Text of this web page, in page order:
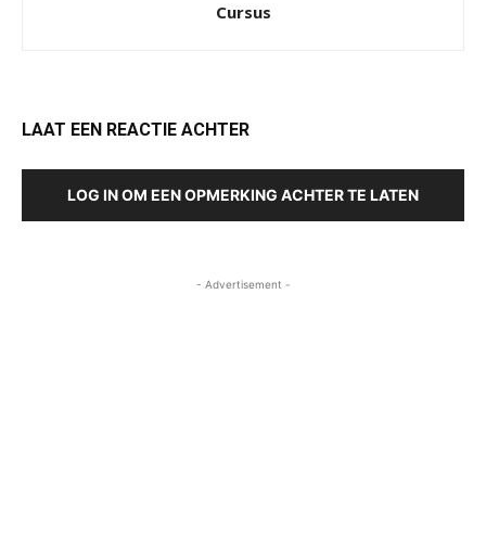
Cursus
LAAT EEN REACTIE ACHTER
LOG IN OM EEN OPMERKING ACHTER TE LATEN
- Advertisement -